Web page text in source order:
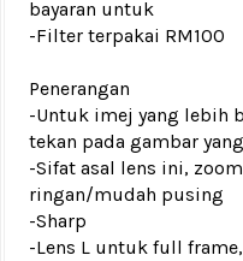
bayaran untuk
-Filter terpakai RM100
Penerangan
-Untuk imej yang lebih
tekan pada gambar
-Sifat asal lens ini,
ringan/mudah pusing
-Sharp
-Lens L untuk full